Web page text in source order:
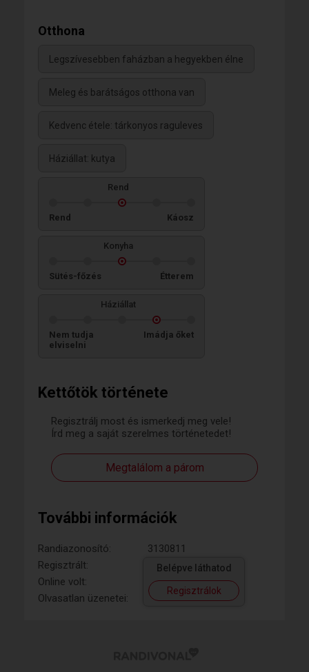
Kettőtök története
Regisztrálj most és ismerkedj meg vele!
Írd meg a saját szerelmes történetedet!
Megtalálom a párom
További információk
Randiazonosító:
3130811
Regisztrált:
Online volt:
Olvasatlan üzenetei:
Belépve láthatod
Regisztrálok
Otthona
Legszívesebben faházban a hegyekben élne
Meleg és barátságos otthona van
Kedvenc étele: tárkonyos raguleves
Háziállat: kutya
Rend
Rend Káosz
Konyha
Sütés-főzés Étterem
Háziállat
Nem tudja
elviselni
Imádja őket